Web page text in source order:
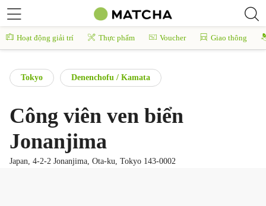
Hoạt động giải trí Thực phẩm Voucher Giao thông
Tokyo Denenchofu / Kamata
Công viên ven biển
Jonanjima
Japan, 4-2-2 Jonanjima, Ota-ku, Tokyo 143-0002